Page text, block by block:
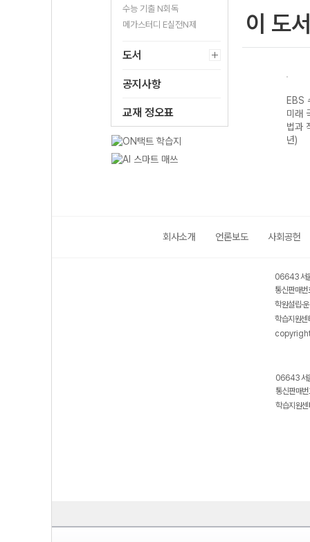
수능 기출 N회독
메가스터디 E실전N제
도서
공지사항
교재 정오표
이 도
미래 수학영역 미
적분 (2026년)
서 (2026년)
EBS
미래
법과
년)
회사소개 언론보도 사회공헌
06643 서
통신판매
학원설립·
학습지원
06643 서
통신판매
학습지원